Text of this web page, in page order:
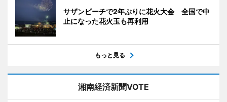
サザンビーチで2年ぶりに花火大会 全国で中
止になった花火玉も再利用
もっと見る
湘南経済新聞VOTE